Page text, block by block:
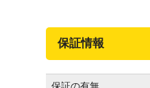
保証情報